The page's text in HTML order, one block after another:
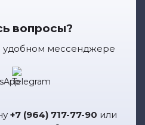
вопросы?
мессенджере
+7 (964) 717-77-90 или